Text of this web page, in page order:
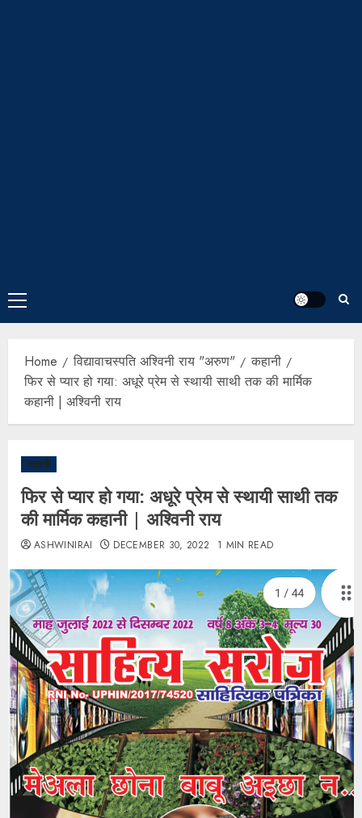
Home विद्यावाचस्पति अश्विनी राय "अरुण"
कहानी
फिर से प्यार हो गया: अधूरे प्रेम से स्थायी साथी तक की मार्मिक
कहानी | अश्विनी राय
कहानी
फिर से प्यार हो गया: अधूरे प्रेम से स्थायी साथी तक
की मार्मिक कहानी | अश्विनी राय
ASHWINIRAI DECEMBER 30, 2022 1 MIN READ